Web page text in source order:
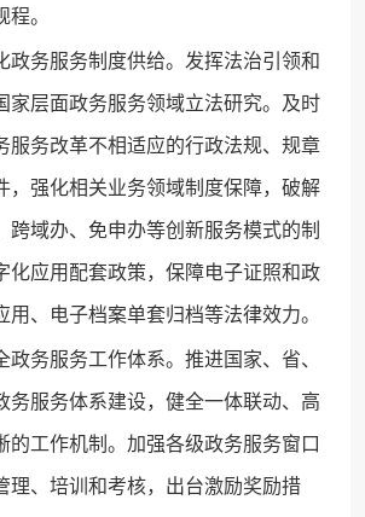
。
政务服务制度供给。发挥法治引领和
家层面政务服务领域立法研究。及时
服务改革不相适应的行政法规、规章
，强化相关业务领域制度保障，破解
跨域办、免申办等创新服务模式的制
化应用配套政策，保障电子证照和政
用、电子档案单套归档等法律效力。
政务服务工作体系。推进国家、省、
务服务体系建设，健全一体联动、高
的工作机制。加强各级政务服务窗口
理、培训和考核，出台激励奖励措